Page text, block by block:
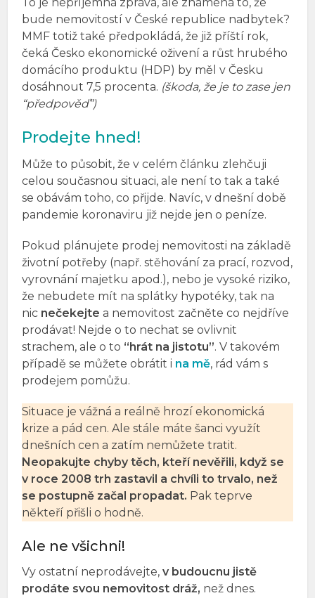
To je nepříjemná zpráva, ale znamená to, že
bude nemovitostí v České republice nadbytek?
MMF totiž také předpokládá, že již příští rok,
čeká Česko ekonomické oživení a růst hrubého
domácího produktu (HDP) by měl v Česku
dosáhnout 7,5 procenta. (škoda, že je to zase jen
“předpověď”)
Prodejte hned!
Může to působit, že v celém článku zlehčuji
celou současnou situaci, ale není to tak a také
se obávám toho, co přijde. Navíc, v dnešní době
pandemie koronaviru již nejde jen o peníze.
Pokud plánujete prodej nemovitosti na základě
životní potřeby (např. stěhování za prací, rozvod,
vyrovnání majetku apod.), nebo je vysoké riziko,
že nebudete mít na splátky hypotéky, tak na
nic nečekejte a nemovitost začněte co nejdříve
prodávat! Nejde o to nechat se ovlivnit
strachem, ale o to “hrát na jistotu”. V takovém
případě se můžete obrátit i na mě, rád vám s
prodejem pomůžu.
Situace je vážná a reálně hrozí ekonomická
krize a pád cen. Ale stále máte šanci využít
dnešních cen a zatím nemůžete tratit.
Neopakujte chyby těch, kteří nevěřili, když se
v roce 2008 trh zastavil a chvíli to trvalo, než
se postupně začal propadat. Pak teprve
někteří přišli o hodně.
Ale ne všichni!
Vy ostatní neprodávejte,v budoucnu jistě
prodáte svou nemovitost dráž, než dnes.